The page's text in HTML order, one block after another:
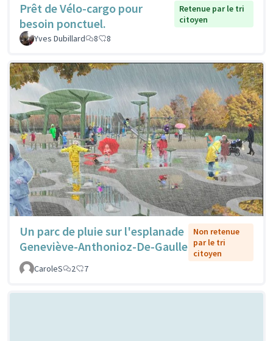
Prêt de Vélo-cargo pour
besoin ponctuel.
Retenue par le tri
citoyen
Yves Dubillard
8 8
Un parc de pluie sur l'esplanade
Geneviève-Anthonioz-De-Gaulle
Non retenue
par le tri
citoyen
CaroleS
2 7